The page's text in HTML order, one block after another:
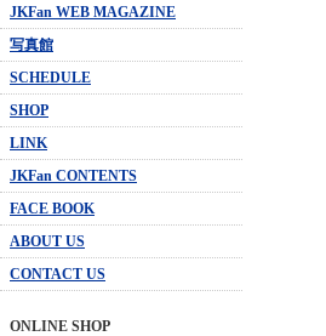
JKFan WEB MAGAZINE
写真館
SCHEDULE
SHOP
LINK
JKFan CONTENTS
FACE BOOK
ABOUT US
CONTACT US
ONLINE SHOP